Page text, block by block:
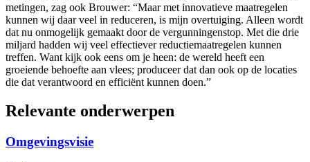
metingen, zag ook Brouwer: “Maar met innovatieve maatregelen
kunnen wij daar veel in reduceren, is mijn overtuiging. Alleen wordt
dat nu onmogelijk gemaakt door de vergunningenstop. Met die drie
miljard hadden wij veel effectiever reductiemaatregelen kunnen
treffen. Want kijk ook eens om je heen: de wereld heeft een
groeiende behoefte aan vlees; produceer dat dan ook op de locaties
die dat verantwoord en efficiënt kunnen doen.”
Relevante onderwerpen
Omgevingsvisie